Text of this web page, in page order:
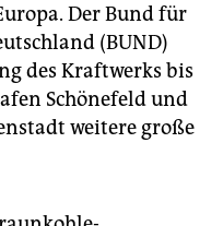
Der Bund für
(BUND)
des Kraftwerks bis
Schönefeld und
weitere große